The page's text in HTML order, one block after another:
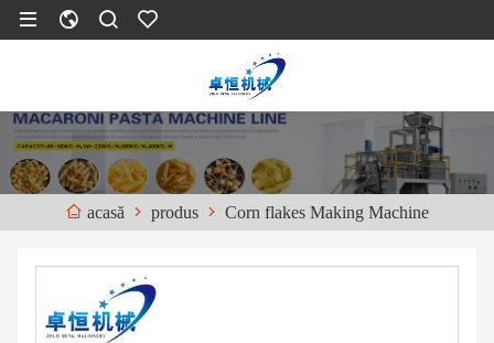
acasă produs Corn flakes Making Machine